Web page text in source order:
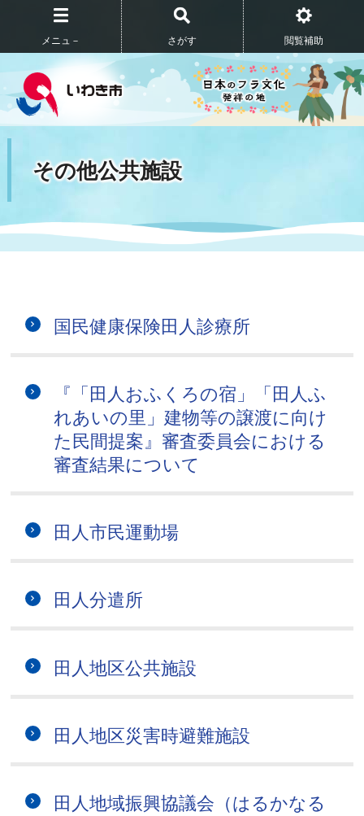
メニュ－ さがす 閲覧補助
その他公共施設
国民健康保険田人診療所
『「田人おふくろの宿」「田人ふ
れあいの里」建物等の譲渡に向け
た民間提案』審査委員会における
審査結果について
田人市民運動場
田人分遣所
田人地区公共施設
田人地区災害時避難施設
田人地域振興協議会（はるかなる